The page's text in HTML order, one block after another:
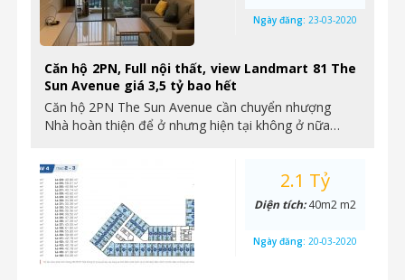
Căn hộ 2PN, Full nội thất, view Landmart 81 The
Sun Avenue giá 3,5 tỷ bao hết
Căn hộ 2PN The Sun Avenue cần chuyển nhượng
Nhà hoàn thiện để ở nhưng hiện tại không ở nữa…
Ngày đăng: 23-03-2020
2.1 Tỷ
Diện tích:40m2 m2
Ngày đăng: 20-03-2020